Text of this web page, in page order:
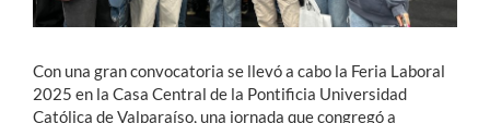
Con una gran convocatoria se llevó a cabo la Feria Laboral
2025 en la Casa Central de la Pontificia Universidad
Católica de Valparaíso, una jornada que congregó a